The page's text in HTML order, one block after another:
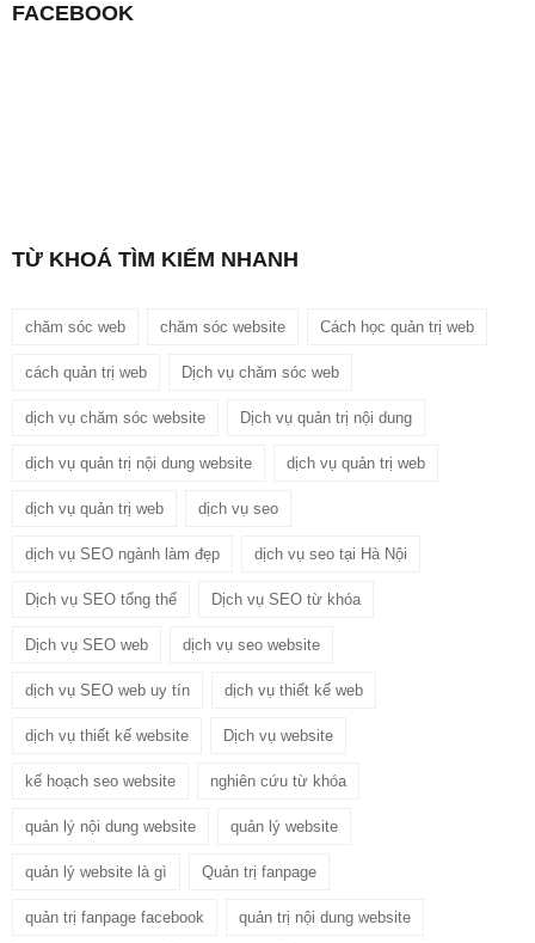
FACEBOOK
TỪ KHOÁ TÌM KIẾM NHANH
chăm sóc web chăm sóc website Cách học quản trị web
cách quản trị web Dịch vụ chăm sóc web
dịch vụ chăm sóc website Dịch vụ quản trị nội dung
dịch vụ quản trị nội dung website dịch vụ quản trị web
dịch vụ quản trị web dịch vụ seo
dịch vụ SEO ngành làm đẹp dịch vụ seo tại Hà Nội
Dịch vụ SEO tổng thể Dịch vụ SEO từ khóa
Dịch vụ SEO web dịch vụ seo website
dịch vụ SEO web uy tín dịch vụ thiết kế web
dịch vụ thiết kế website Dịch vụ website
kế hoạch seo website nghiên cứu từ khóa
quản lý nội dung website quản lý website
quản lý website là gì Quản trị fanpage
quản trị fanpage facebook quản trị nội dung website